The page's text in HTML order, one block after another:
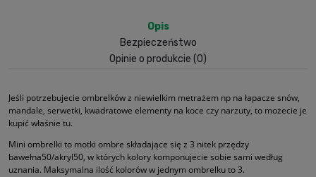
Opis
Bezpieczeństwo
Opinie o produkcie (0)
Jeśli potrzebujecie ombrelków z niewielkim metrażem np na łapacze snów,
mandale, serwetki, kwadratowe elementy na koce czy narzuty, to możecie je
kupić właśnie tu.
Mini ombrelki to motki ombre składające się z 3 nitek przędzy
bawełna50/akryl50, w których kolory komponujecie sobie sami według
uznania. Maksymalna ilość kolorów w jednym ombrelku to 3.